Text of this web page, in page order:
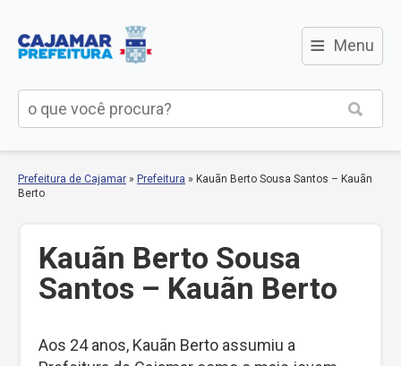
≡ Menu
Prefeitura de Cajamar » Prefeitura » Kauãn Berto Sousa Santos – Kauãn
Berto
Kauãn Berto Sousa
Santos – Kauãn Berto
Aos 24 anos, Kauãn Berto assumiu a